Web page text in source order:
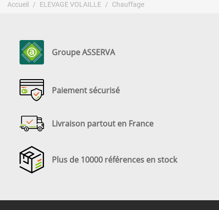
Accueil ELEVAGE VOLAILLE Chauffage
Groupe ASSERVA
Paiement sécurisé
Livraison partout en France
Plus de 10000 références en stock